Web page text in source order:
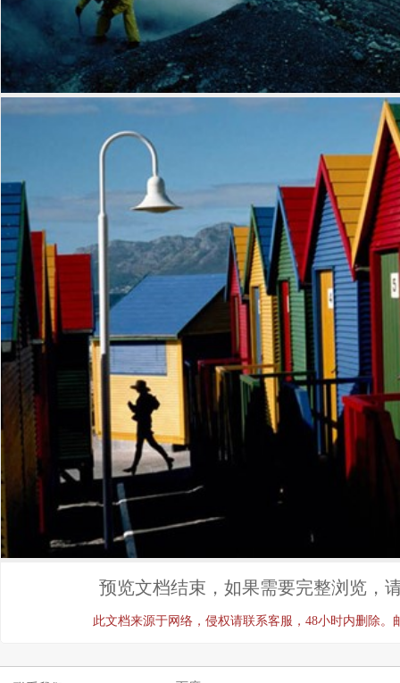
预览文档结束，如果需要完整浏览，
此文档来源于网络，侵权请联系客服，48小时内删除。